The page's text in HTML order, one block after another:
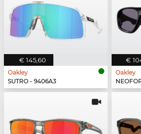
€ 145,60
Oakley
SUTRO - 9406A3
€
Oakley